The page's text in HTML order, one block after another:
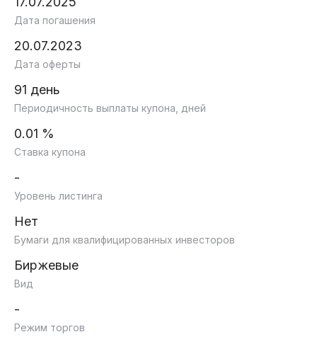
Дата погашения
20.07.2023
Дата оферты
91 день
Периодичность выплаты купона, дней
0.01 %
Ставка купона
-
Уровень листинга
Нет
Бумаги для квалифицированных инвесторов
Биржевые
Вид
-
Режим торгов